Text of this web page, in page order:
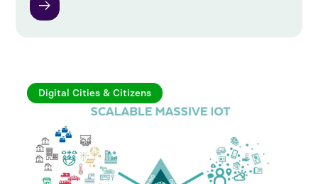
Digital Cities & Citizens